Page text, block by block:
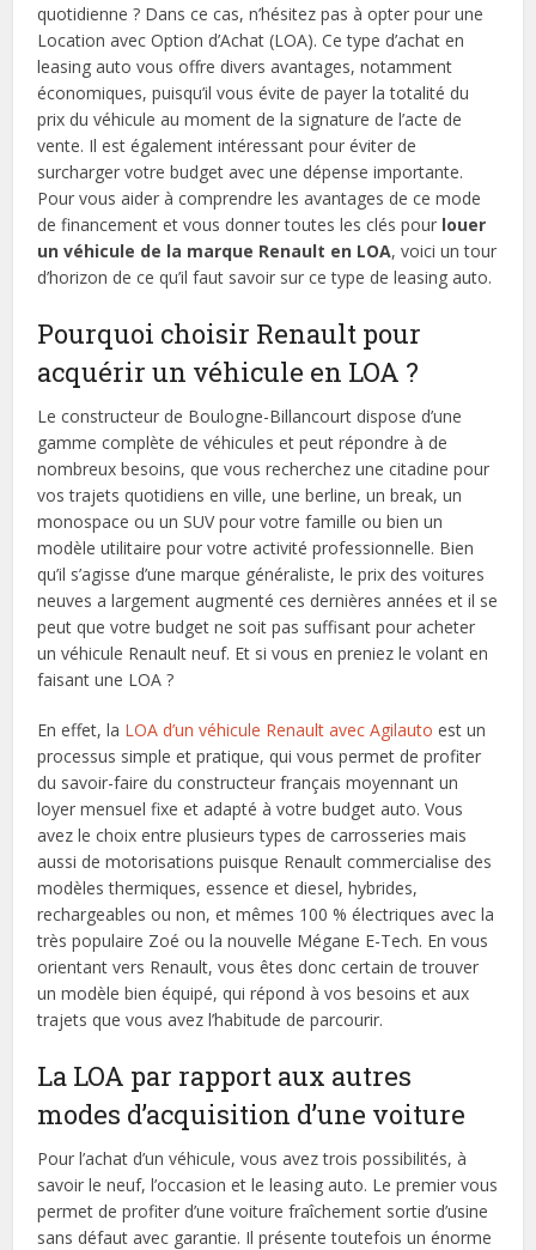
quotidienne ? Dans ce cas, n’hésitez pas à opter pour une
Location avec Option d’Achat (LOA). Ce type d’achat en
leasing auto vous offre divers avantages, notamment
économiques, puisqu’il vous évite de payer la totalité du
prix du véhicule au moment de la signature de l’acte de
vente. Il est également intéressant pour éviter de
surcharger votre budget avec une dépense importante.
Pour vous aider à comprendre les avantages de ce mode
de financement et vous donner toutes les clés pour louer
un véhicule de la marque Renault en LOA, voici un tour
d’horizon de ce qu’il faut savoir sur ce type de leasing auto.
Pourquoi choisir Renault pour
acquérir un véhicule en LOA ?
Le constructeur de Boulogne-Billancourt dispose d’une
gamme complète de véhicules et peut répondre à de
nombreux besoins, que vous recherchez une citadine pour
vos trajets quotidiens en ville, une berline, un break, un
monospace ou un SUV pour votre famille ou bien un
modèle utilitaire pour votre activité professionnelle. Bien
qu’il s’agisse d’une marque généraliste, le prix des voitures
neuves a largement augmenté ces dernières années et il se
peut que votre budget ne soit pas suffisant pour acheter
un véhicule Renault neuf. Et si vous en preniez le volant en
faisant une LOA ?
En effet, la LOA d’un véhicule Renault avec Agilauto est un
processus simple et pratique, qui vous permet de profiter
du savoir-faire du constructeur français moyennant un
loyer mensuel fixe et adapté à votre budget auto. Vous
avez le choix entre plusieurs types de carrosseries mais
aussi de motorisations puisque Renault commercialise des
modèles thermiques, essence et diesel, hybrides,
rechargeables ou non, et mêmes 100 % électriques avec la
très populaire Zoé ou la nouvelle Mégane E-Tech. En vous
orientant vers Renault, vous êtes donc certain de trouver
un modèle bien équipé, qui répond à vos besoins et aux
trajets que vous avez l’habitude de parcourir.
La LOA par rapport aux autres
modes d’acquisition d’une voiture
Pour l’achat d’un véhicule, vous avez trois possibilités, à
savoir le neuf, l’occasion et le leasing auto. Le premier vous
permet de profiter d’une voiture fraîchement sortie d’usine
sans défaut avec garantie. Il présente toutefois un énorme